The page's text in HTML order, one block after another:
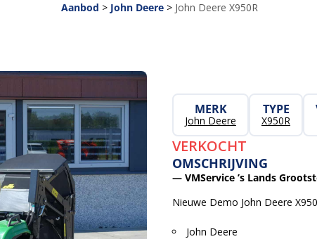
Aanbod > John Deere > John Deere X950R
MERK
John Deere
TYPE
X950R
VERKOCHT
OMSCHRIJVING
— VMService ’s Lands
Nieuwe Demo John Deere
John Deere